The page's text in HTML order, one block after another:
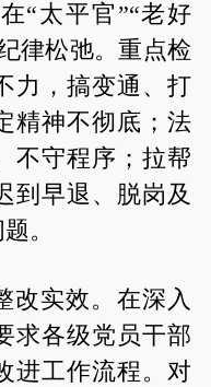
“太平官”“老好
律松弛。重点检
力，搞变通、打
精神不彻底；法
不守程序；拉帮
到早退、脱岗及
。
改实效。在深入
求各级党员干部
进工作流程。对